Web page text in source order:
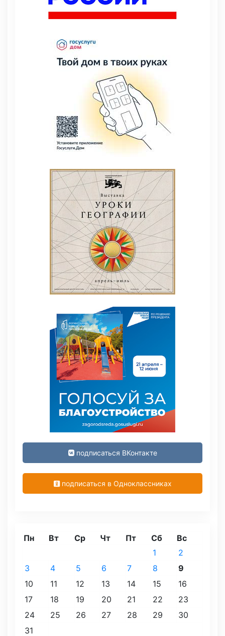
подписаться ВКонтакте
подписаться в Одноклассниках
Пн Вт Ср Чт Пт Сб
Вс
1
2
3
4 5 6 7 8
9
10
11 12 13 14 15
16
17
18 19 20 21 22
23
24
25 26 27 28 29
30
31